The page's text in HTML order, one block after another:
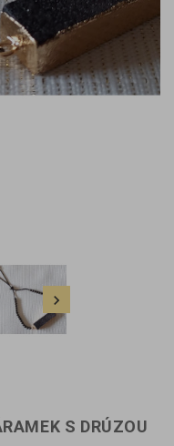

S DRÚZOU